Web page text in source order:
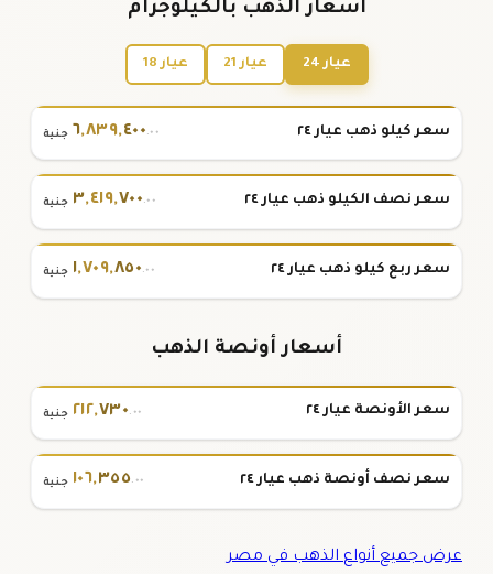
أسعار الذهب بالكيلوجرام
عيار 24 عيار 21 عيار 18
سعر كيلو ذهب عيار ٢٤ ٦,٨٣٩,٤٠٠.٠٠ جنية
سعر نصف الكيلو ذهب عيار ٢٤ ٣,٤١٩,٧٠٠.٠٠ جنية
سعر ربع كيلو ذهب عيار ٢٤ ١,٧٠٩,٨٥٠.٠٠ جنية
أسعار أونصة الذهب
سعر الأونصة عيار ٢٤ ٢١٢,٧٣٠.٠٠ جنية
سعر نصف أونصة ذهب عيار ٢٤ ١٠٦,٣٥٥.٠٠ جنية
عرض جميع أنواع الذهب في مصر